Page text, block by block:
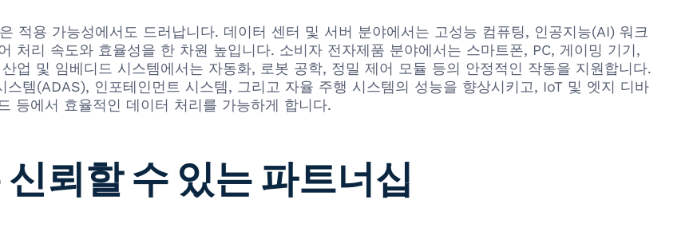
적용 가능성에서도 드러납니다. 데이터 센터 및 서버 분야에서는 고성능 컴퓨팅, 인공지능(AI) 워크
처리 속도와 효율성을 한 차원 높입니다. 소비자 전자제품 분야에서는 스마트폰, PC, 게이밍 기기,
업 및 임베디드 시스템에서는 자동화, 로봇 공학, 정밀 제어 모듈 등의 안정적인 작동을 지원합니다.
템(ADAS), 인포테인먼트 시스템, 그리고 자율 주행 시스템의 성능을 향상시키고, IoT 및 엣지 디바
등에서 효율적인 데이터 처리를 가능하게 합니다.
뢰할 수 있는 파트너십